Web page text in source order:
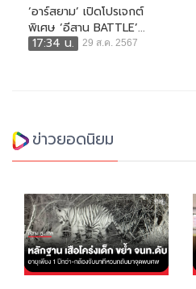
‘อาร์สยาม’ เปิดโปรเจกต์
พิเศษ ‘อีสาน BATTLE’...
17:34 น.
29 ส.ค. 2567
ข่าวยอดนิยม